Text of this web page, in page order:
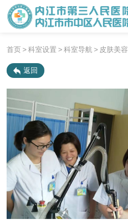
首页 > 科室设置 > 科室导航 > 皮肤美
返回